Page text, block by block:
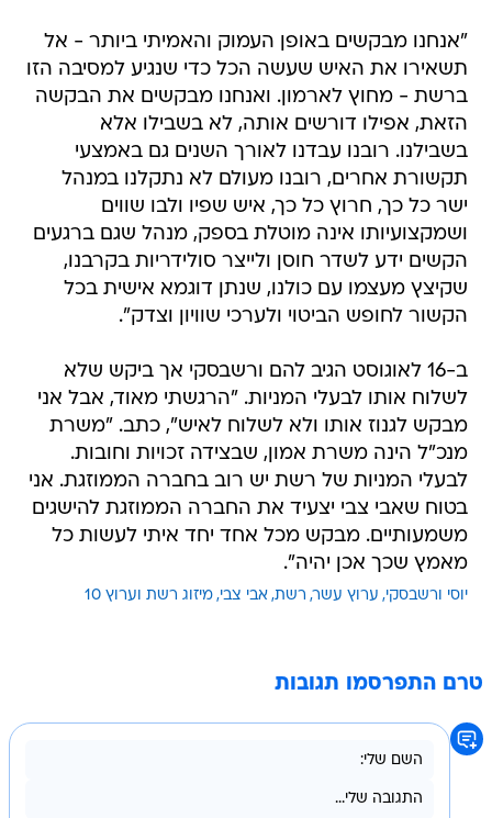
"אנחנו מבקשים באופן העמוק והאמיתי ביותר - אל
תשאירו את האיש שעשה הכל כדי שנגיע למסיבה הזו
ברשת - מחוץ לארמון. ואנחנו מבקשים את הבקשה
הזאת, אפילו דורשים אותה, לא בשבילו אלא
בשבילנו. רובנו עבדנו לאורך השנים גם באמצעי
תקשורת אחרים, רובנו מעולם לא נתקלנו במנהל
ישר כל כך, חרוץ כל כך, איש שפיו ולבו שווים
ושמקצועיותו אינה מוטלת בספק, מנהל שגם ברגעים
הקשים ידע לשדר חוסן ולייצר סולידריות בקרבנו,
שקיצץ מעצמו עם כולנו, שנתן דוגמא אישית בכל
הקשור לחופש הביטוי ולערכי שוויון וצדק".
ב-16 לאוגוסט הגיב להם ורשבסקי אך ביקש שלא
לשלוח אותו לבעלי המניות. "הרגשתי מאוד, אבל אני
מבקש לגנוז אותו ולא לשלוח לאיש", כתב. "משרת
מנכ"ל הינה משרת אמון, שבצידה זכויות וחובות.
לבעלי המניות של רשת יש רוב בחברה הממוזגת. אני
בטוח שאבי צבי יצעיד את החברה הממוזגת להישגים
משמעותיים. מבקש מכל אחד יחד איתי לעשות כל
מאמץ שכך אכן יהיה".
יוסי ורשבסקי ערוץ עשר רשת אבי צבי מיזוג רשת וערוץ 10
טרם התפרסמו תגובות